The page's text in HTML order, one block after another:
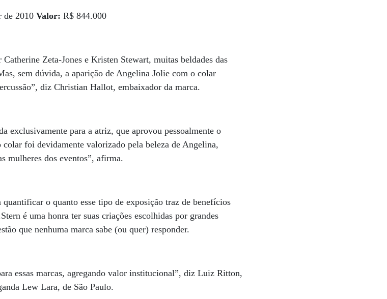
de 2010Valor: R$ 844.000
Zeta-Jones e Kristen Stewart, muitas beldades das
sem dúvida, a aparição de Angelina Jolie com o colar
diz Christian Hallot, embaixador da marca.
exclusivamente para a atriz, que aprovou pessoalmente o
colar foi devidamente valorizado pela beleza de Angelina,
mulheres dos eventos”, afirma.
o quanto esse tipo de exposição traz de benefícios
é uma honra ter suas criações escolhidas por grandes
que nenhuma marca sabe (ou quer) responder.
essas marcas, agregando valor institucional”, diz Luiz Ritton,
Lew Lara, de São Paulo.